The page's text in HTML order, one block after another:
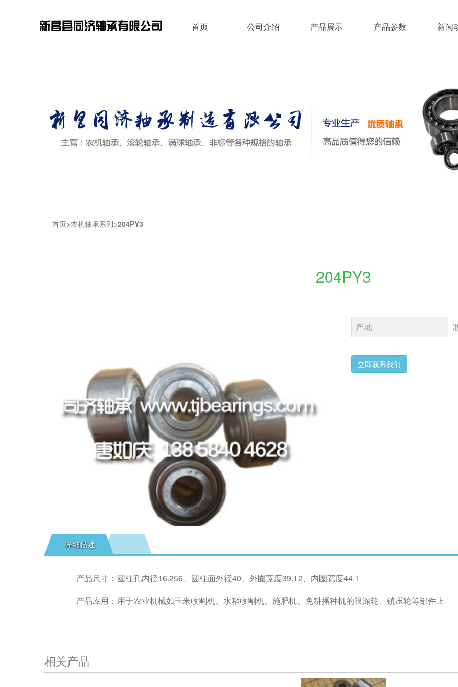
首页 公司介绍 产品展示 产品参数 新闻
首页 农机轴承系列 204PY3
204PY3
产地
立即联系我们
详细描述
产品尺寸：圆柱孔内径16.256、圆柱面外径40、外圈宽度39.12、内圈宽度44.1
产品应用：用于农业机械如玉米收割机、水稻收割机、施肥机、免耕播种机的限深轮、镇压轮等部件上
相关产品